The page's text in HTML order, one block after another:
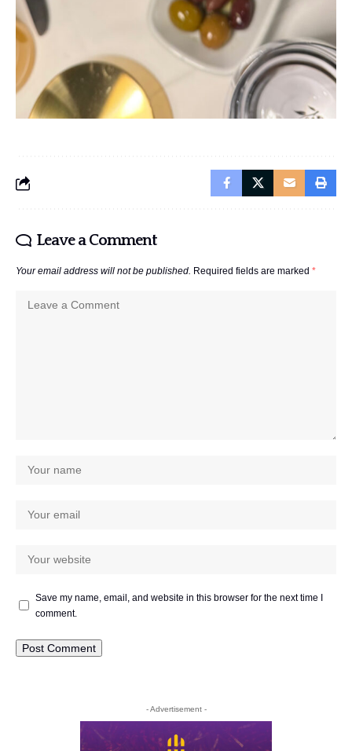
Leave a Comment
Your email address will not be published. Required fields are marked *
Save my name, email, and website in this browser for the next time I
comment.
- Advertisement -